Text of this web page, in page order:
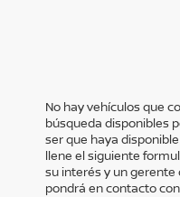
No hay vehículos que
búsqueda disponibles
ser que haya
llene el siguiente
su interés y un gerente
pondrá en contacto